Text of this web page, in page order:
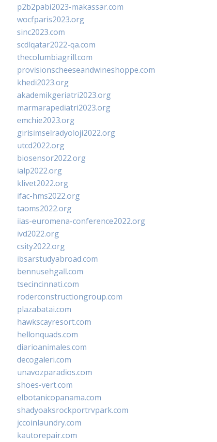
p2b2pabi2023-makassar.com
wocfparis2023.org
sinc2023.com
scdlqatar2022-qa.com
thecolumbiagrill.com
provisionscheeseandwineshoppe.com
khedi2023.org
akademikgeriatri2023.org
marmarapediatri2023.org
emchie2023.org
girisimselradyoloji2022.org
utcd2022.org
biosensor2022.org
ialp2022.org
klivet2022.org
ifac-hms2022.org
taoms2022.org
iias-euromena-conference2022.org
ivd2022.org
csity2022.org
ibsarstudyabroad.com
bennusehgall.com
tsecincinnati.com
roderconstructiongroup.com
plazabatai.com
hawkscayresort.com
hellonquads.com
diarioanimales.com
decogaleri.com
unavozparadios.com
shoes-vert.com
elbotanicopanama.com
shadyoaksrockportrvpark.com
jccoinlaundry.com
kautorepair.com